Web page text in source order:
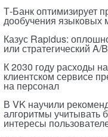
Т-Банк оптимизирует
дообучения языковых
Казус Rapidus:
или стратегический A/
К 2030 году расходы
клиентском сервисе
на персонал
В VK научили
алгоритмы учитывать
интересы